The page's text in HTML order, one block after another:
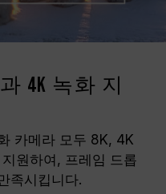
4K 녹화 지
카메라 모두 8K, 4K
원하여, 프레임 드롭
족시킵니다.